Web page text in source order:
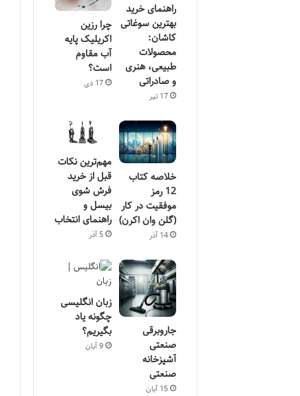
راهنمای خرید
بهترین سوغاتی
کاشان:
محصولات
طبیعی، هنری
و صادراتی
17 تیر
چرا رزین
اکریلیک پایه
آب مقاوم
است؟
17 دی
خلاصه کتاب
12 رمز
موفقیت در کار
(گلن وان اکرن)
14 آذر
مهم‌ترین نکات
قبل از خرید
فرش شوی
بیسل و
راهنمای انتخاب
5 آذر
جاروبرقی
صنعتی
آشپزخانه
صنعتی
15 آبان
زبان انگلیسی
چگونه یاد
بگیریم؟
9 آبان